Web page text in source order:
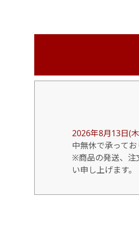
2026年8月13日(
中無休で承って
※商品の発送、注
い申し上げます。